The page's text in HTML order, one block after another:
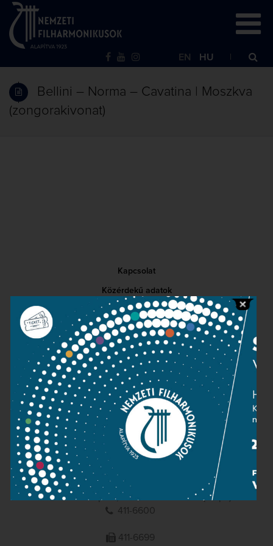
EN HU
Bellini – Norma – Cavatina | Moszkva
(zongorakivonat)
Kapcsolat
Közérdekű adatok
Sajtószoba
Adatvédelem
Impresszum
NEMZETI
FILHARMONIKUSOK
1095 Budapest, Komor Marcell u. 1. (Müpa)
411-6600
411-6699